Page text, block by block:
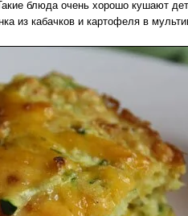
блюда очень хорошо кушают
из кабачков и картофеля в